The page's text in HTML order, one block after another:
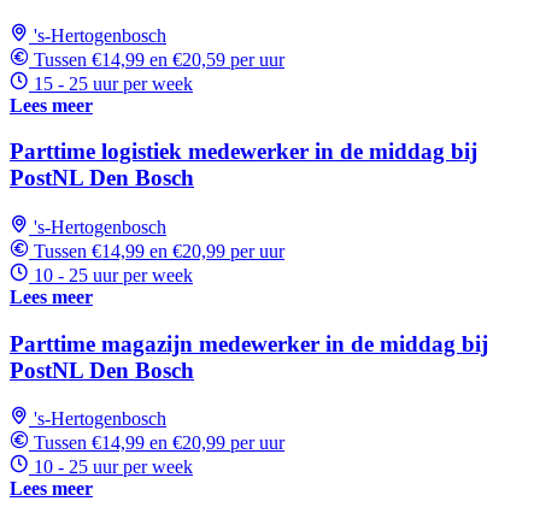
's-Hertogenbosch
Tussen €14,99 en €20,59 per uur
15 - 25 uur per week
Lees meer
Parttime logistiek medewerker in de middag bij
PostNL Den Bosch
's-Hertogenbosch
Tussen €14,99 en €20,99 per uur
10 - 25 uur per week
Lees meer
Parttime magazijn medewerker in de middag bij
PostNL Den Bosch
's-Hertogenbosch
Tussen €14,99 en €20,99 per uur
10 - 25 uur per week
Lees meer